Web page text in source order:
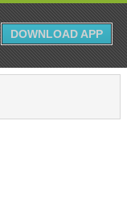
DOWNLOAD APP